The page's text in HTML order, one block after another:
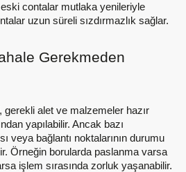
contalar mutlaka yenileriyle
uzun süreli sızdırmazlık sağlar.
Gerekmeden
gerekli alet ve malzemeler hazır
yapılabilir. Ancak bazı
veya bağlantı noktalarının durumu
Örneğin borularda paslanma varsa
işlem sırasında zorluk yaşanabilir.